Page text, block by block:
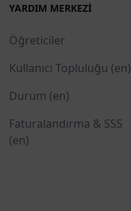
YARDIM MERKEZI
Öğreticiler
Kullanıcı Topluluğu (en)
Durum (en)
Faturalandırma & SSS
(en)